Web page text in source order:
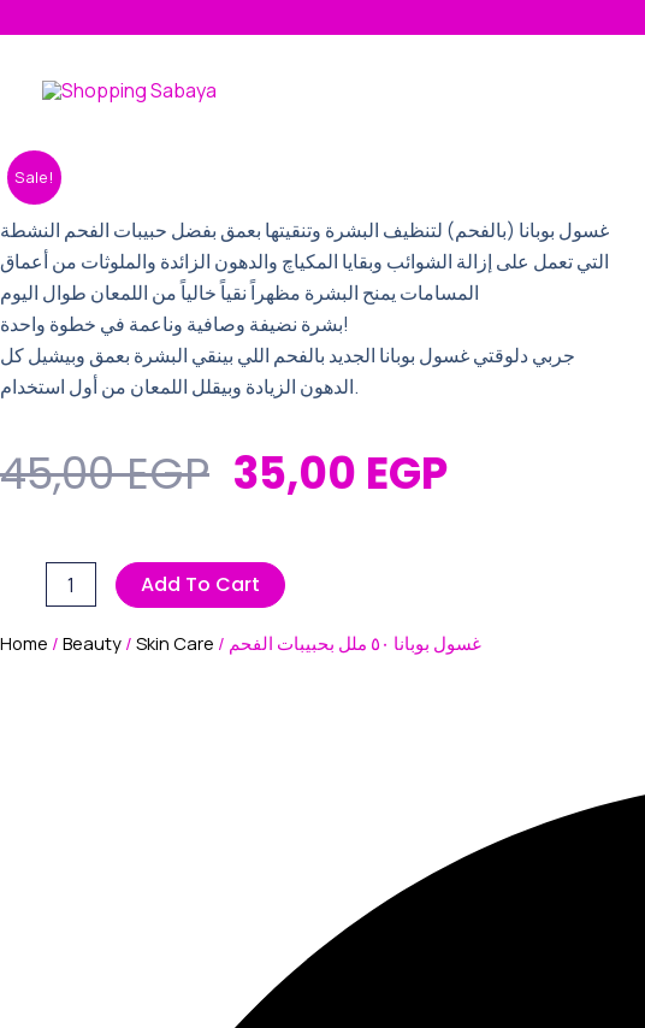
content
غسول بوبانا (بالفحم) لتنظيف البشرة وتنقيتها بعمق بفضل حبيبات الفحم النشطة
التي تعمل على إزالة الشوائب وبقايا المكياچ والدهون الزائدة والملوثات من أعماق
المسامات يمنح البشرة مظهراً نقياً خالياً من اللمعان طوال اليوم
بشرة نضيفة وصافية وناعمة في خطوة واحدة!
جربي دلوقتي غسول بوبانا الجديد بالفحم اللي بينقي البشرة بعمق وبيشيل كل
الدهون الزيادة وبيقلل اللمعان من أول استخدام.
45,00EGP
Price
Was:
45,00 EGP.
35,00 EGP
Price
Is:
35,00 EGP.
غسول
بوبانا
٥٠
ملل
بحبيبات
الفحم
quantity
Add To Cart
Home / Beauty / Skin Care / غسول بوبانا ٥٠ ملل بحبيبات الفحم
Sale!